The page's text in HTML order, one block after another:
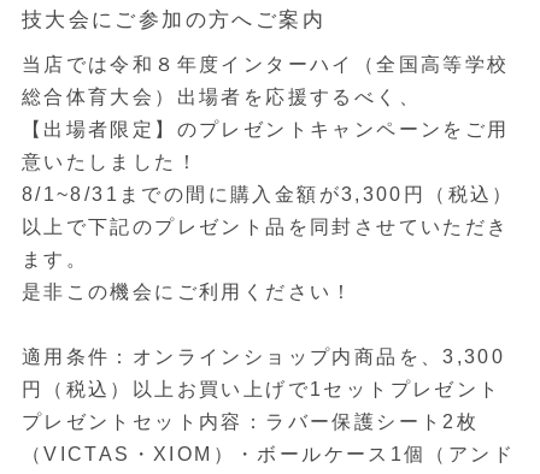
技大会にご参加の方へご案内
当店では令和８年度インターハイ（全国高等学校
総合体育大会）出場者を応援するべく、
【出場者限定】のプレゼントキャンペーンをご用
意いたしました！
8/1~8/31までの間に購入金額が3,300円（税込）
以上で下記のプレゼント品を同封させていただき
ます。
是非この機会にご利用ください！
適用条件：オンラインショップ内商品を、3,300
円（税込）以上お買い上げで1セットプレゼント
プレゼントセット内容：ラバー保護シート2枚
（VICTAS・XIOM）・ボールケース1個（アンド